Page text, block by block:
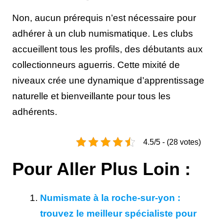
Non, aucun prérequis n’est nécessaire pour
adhérer à un club numismatique. Les clubs
accueillent tous les profils, des débutants aux
collectionneurs aguerris. Cette mixité de
niveaux crée une dynamique d’apprentissage
naturelle et bienveillante pour tous les
adhérents.
4.5/5 - (28 votes)
Pour Aller Plus Loin :
Numismate à la roche-sur-yon :
trouvez le meilleur spécialiste pour